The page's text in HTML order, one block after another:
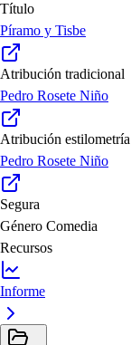
Título
Píramo y Tisbe
Atribución tradicional
Pedro Rosete Niño
Atribución estilometría
Pedro Rosete Niño
Segura
Género Comedia
Recursos
Informe